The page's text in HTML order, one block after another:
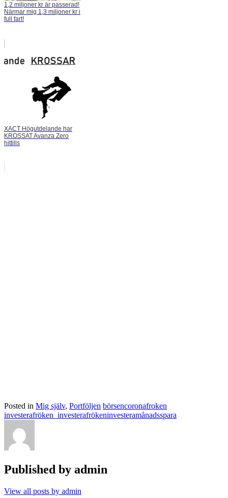
1,2 miljoner kr är passerad!
Närmar mig 1,3 miljoner kr i
full fart!
XACT Högutdelande har
KROSSAT Avanza Zero
hittills
Posted in Mig själv, Portföljen börsencoronafroken
investerafröken_investerafrökeninvesteramånadsspara
Published by admin
View all posts by admin